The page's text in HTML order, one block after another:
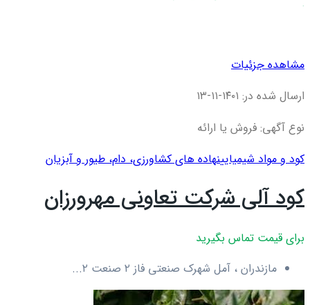
مشاهده جزئیات
ارسال شده در: ۱۴۰۱-۱۱-۱۳
نوع آگهی: فروش یا ارائه
کود و مواد شیمیایینهاده های کشاورزی، دام، طيور و آبزيان
کود آلی شرکت تعاونی مهرورزان
برای قیمت تماس بگیرید
مازندران ، آمل شهرک صنعتی فاز ۲ صنعت ۲...